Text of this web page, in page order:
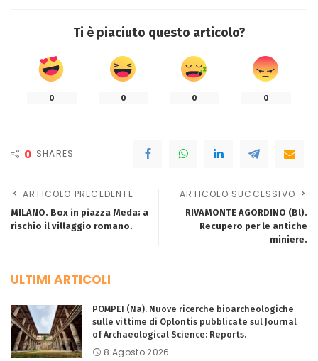
Ti è piaciuto questo articolo?
0 0 0 0
0 SHARES
ARTICOLO PRECEDENTE
MILANO. Box in piazza Meda; a
rischio il villaggio romano.
ARTICOLO SUCCESSIVO
RIVAMONTE AGORDINO (Bl).
Recupero per le antiche
miniere.
ULTIMI ARTICOLI
POMPEI (Na). Nuove ricerche bioarcheologiche
sulle vittime di Oplontis pubblicate sul Journal
of Archaeological Science: Reports.
8 Agosto 2026